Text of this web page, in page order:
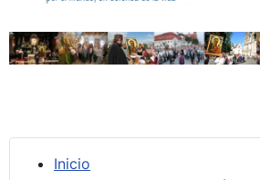
Inicio